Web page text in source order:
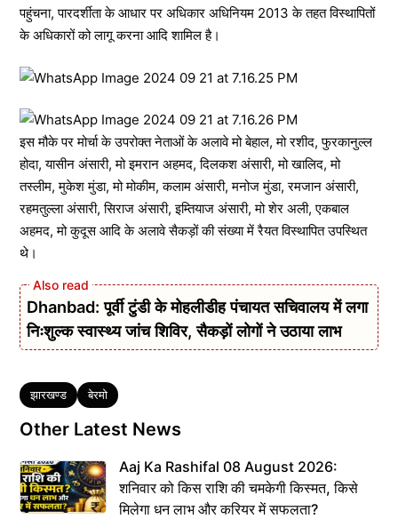
पहुंचना, पारदर्शीता के आधार पर अधिकार अधिनियम 2013 के तहत विस्थापितों
के अधिकारों को लागू करना आदि शामिल है।
इस मौके पर मोर्चा के उपरोक्त नेताओं के अलावे मो बेहाल, मो रशीद, फुरकानुल्ल
होदा, यासीन अंसारी, मो इमरान अहमद, दिलकश अंसारी, मो खालिद, मो
तस्लीम, मुकेश मुंडा, मो मोकीम, कलाम अंसारी, मनोज मुंडा, रमजान अंसारी,
रहमतुल्ला अंसारी, सिराज अंसारी, इम्तियाज अंसारी, मो शेर अली, एकबाल
अहमद, मो कुदूस आदि के अलावे सैकड़ों की संख्या में रैयत विस्थापित उपस्थित
थे।
Dhanbad: पूर्वी टुंडी के मोहलीडीह पंचायत सचिवालय में लगा
निःशुल्क स्वास्थ्य जांच शिविर, सैकड़ों लोगों ने उठाया लाभ
Tags
झारखण्ड बेरमो
Other Latest News
Aaj Ka Rashifal 08 August 2026:
शनिवार को किस राशि की चमकेगी किस्मत, किसे
मिलेगा धन लाभ और करियर में सफलता?